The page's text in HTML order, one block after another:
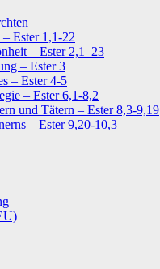
Ester 1,1-22
– Ester 2,1–23
– Ester 3
– Ester 4-5
– Ester 6,1-8,2
und Tätern – Ester 8,3-9,19
– Ester 9,20-10,3